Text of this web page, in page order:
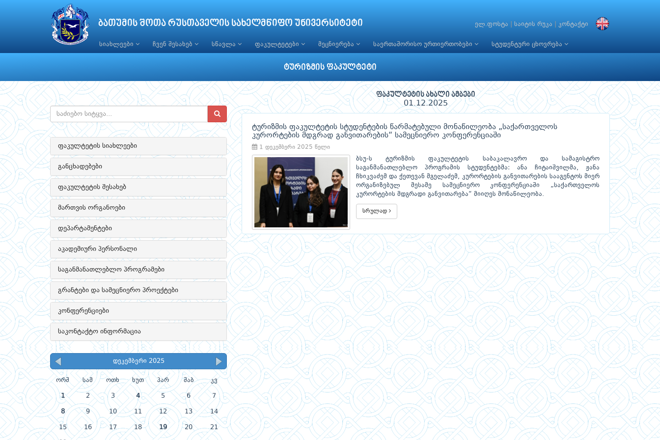
ბათუმის შოთა რუსთაველის სახელმწიფო უნივერსიტეტი ელ.ფოსტა საიტის რუკა კონტაქტი
სიახლეები ჩვენ შესახებ სწავლა ფაკულტეტები მეცნიერება საერთაშორისო ურთიერთობები სტუდენტური ცხოვრება
ტურიზმის ფაკულტეტი
ფაკულტეტის სიახლეები
განცხადებები
ფაკულტეტის შესახებ
მართვის ორგანოები
დეპარტამენტები
აკადემიური პერსონალი
საგანმანათლებლო პროგრამები
გრანტები და სამეცნიერო პროექტები
კონფერენციები
საკონტაქტო ინფორმაცია
დეკემბერი 2025
ორშ სამ ოთხ ხუთ პარ შაბ კვ
1 2 3 4 5 6 7
8 9 10 11 12 13 14
15 16 17 18 19 20 21
ფაკულტეტის ახალი ამბები
01.12.2025
ტურიზმის ფაკულტეტის სტუდენტების წარმატებული მონაწილეობა „საქართველოს
კურორტების მდგრად განვითარების“ სამეცნიერო კონფერენციაში
1 დეკემბერი 2025 წელი
ბსუ-ს ტურიზმის ფაკულტეტის საბაკალავრო და სამაგისტრო
საგანმანათლებლო პროგრამის სტუდენტებმა: ანა ჩიტაიშვილმა, ჟანა
ჩხიკვაძემ და ქეთევან მგელაძემ, კურორტების განვითარების სააგენტოს მიერ
ორგანიზებულ მესამე სამეცნიერო კონფერენციაში „საქართველოს
კურორტების მდგრადი განვითარება“ მიიღეს მონაწილეობა.
სრულად